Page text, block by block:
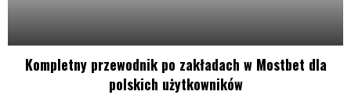
Kompletny przewodnik po zakładach w Mostbet dla
polskich użytkowników